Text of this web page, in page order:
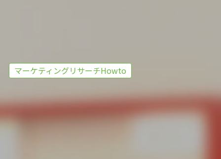
マーケティングリサーチHowto